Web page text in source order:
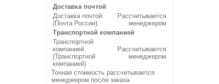
Доставка почтой
Доставка почтой
(Почта России)
Рассчитывается
менеджером
Транспортной компанией
Транспортной
компанией
(Транспортной
компанией)
Рассчитывается
менеджером
Точная стоимость рассчитывается
менеджером после заказа